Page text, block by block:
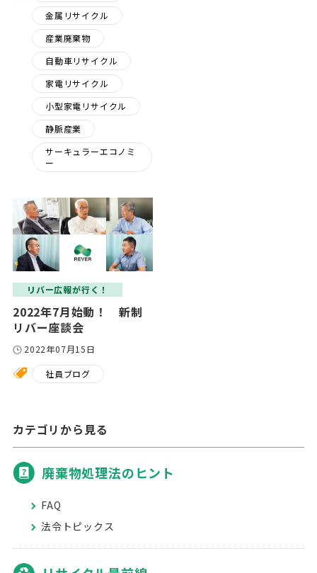
金属リサイクル
産業廃棄物
自動車リサイクル
家電リサイクル
小型家電リサイクル
静脈産業
サーキュラーエコノミ
ー
リバー広報が行く！
2022年7月始動！ 新制
リバー座談会
2022年07月15日
社員ブログ
カテゴリから見る
廃棄物処理法のヒント
FAQ
法令トピックス